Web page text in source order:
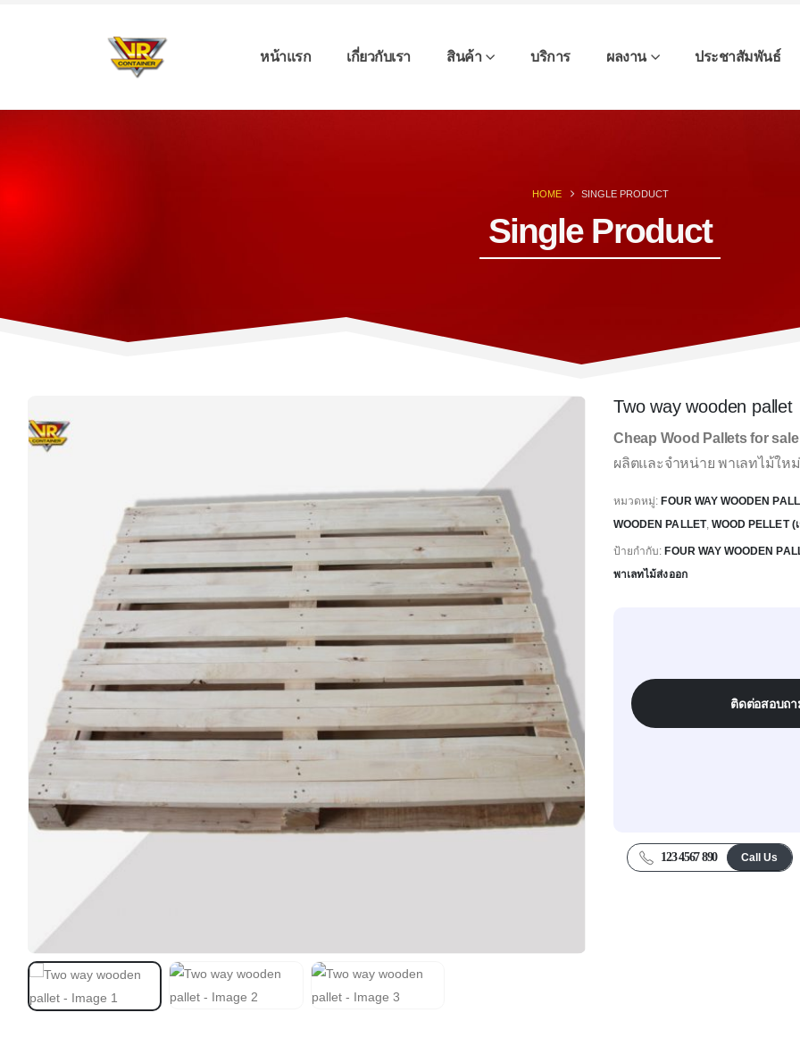
หน้าแรก เกี่ยวกับเรา สินค้า บริการ ผลงาน ประชาสัมพันธ์
HOME SINGLE PRODUCT
Single Product
Two way wooden pallet
Cheap Wood Pallets for
ผลิตและจำหน่าย พาเลทไม้ให
หมวดหมู่: FOUR WAY WOODEN
WOODEN PALLET, WOOD PELLET
ป้ายกำกับ: FOUR WAY WOODEN
พาเลทไม้ส่งออก
ติดต่อสอบถา
123 4567 890 Call Us